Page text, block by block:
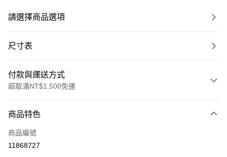
請選擇商品選項
尺寸表
付款與運送方式
超取滿NT$1,500免運
信用卡一次付款
LINE Pay
商品特色
商品編號
11868727